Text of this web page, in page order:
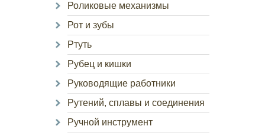
Роликовые механизмы
Рот и зубы
Ртуть
Рубец и кишки
Руководящие работники
Рутений, сплавы и соединения
Ручной инструмент